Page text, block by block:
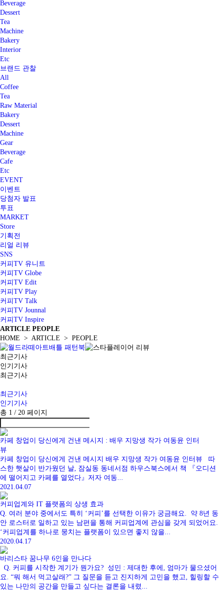
Beverage
Dessert
Tea
Machine
Bakery
Interior
Etc
브랜드 관찰
All
Coffee
Tea
Raw Material
Bakery
Dessert
Machine
Gear
Beverage
Cafe
Etc
EVENT
이벤트
당첨자 발표
투표
MARKET
Store
기획전
리얼 리뷰
SNS
커피TV 유니트
커피TV Globe
커피TV Edit
커피TV Play
커피TV Talk
커피TV Jounnal
커피TV Inspire
ARTICLE PEOPLE
HOME > ARTICLE > PEOPLE
최근기사
인기기사
최근기사
최근기사
인기기사
총 1 / 20 페이지
카페 창업이 당신에게 건낸 메시지 : 배우 지망생 작가 여동윤 인터
뷰
카페 창업이 당신에게 건낸 메시지 배우 지망생 작가 여동윤 인터뷰 따
스한 햇살이 반가웠던 날, 잠실동 동네서점 하우스북스에서 책 『오디션
에 떨어지고 카페를 열었다』저자 여동...
2021.04.07
커피업계와 IT 플랫폼의 상생 효과
Q. 여러 분야 중에서도 특히 ‘커피’를 선택한 이유가 궁금해요. 약 8년 동
안 로스터로 일하고 있는 남편을 통해 커피업계에 관심을 갖게 되었어요.
‘커피업계를 하나로 뭉치는 플랫폼이 있으면 좋지 않을...
2020.04.17
바리스타 꿈나무 6인을 만나다
Q. 커피를 시작한 계기가 뭔가요? 성민 : 제대한 후에, 엄마가 물으셨어
요. “뭐 해서 먹고살래?” 그 질문을 듣고 진지하게 고민을 했고, 힐링할 수
있는 나만의 공간을 만들고 싶다는 결론을 내렸...